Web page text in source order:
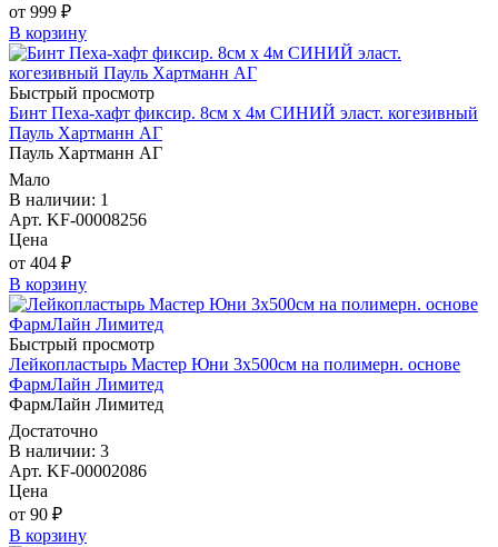
от 999 ₽
В корзину
Быстрый просмотр
Бинт Пеха-хафт фиксир. 8см х 4м СИНИЙ эласт. когезивный
Пауль Хартманн AГ
Пауль Хартманн AГ
Мало
В наличии: 1
Арт. KF-00008256
Цена
от 404 ₽
В корзину
Быстрый просмотр
Лейкопластырь Мастер Юни 3х500см на полимерн. основе
ФармЛайн Лимитед
ФармЛайн Лимитед
Достаточно
В наличии: 3
Арт. KF-00002086
Цена
от 90 ₽
В корзину